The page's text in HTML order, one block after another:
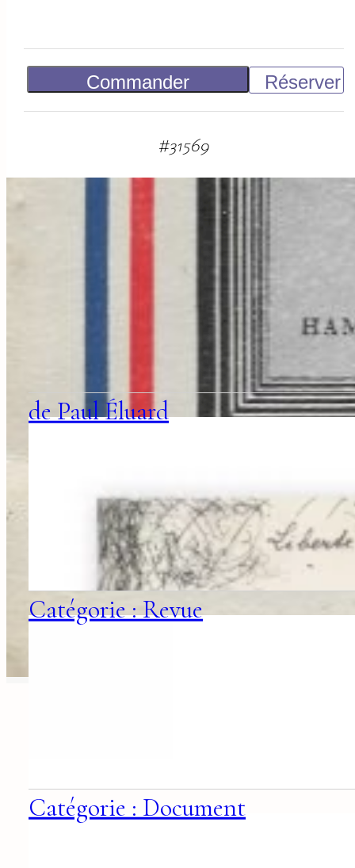
Commander
Réserver
#31569
suggestions
de Paul Éluard
Catégorie : Revue
Catégorie : Document